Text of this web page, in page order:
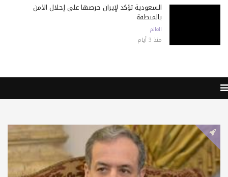
السعودية تؤكد لإيران حرصها على إحلال الأمن
بالمنطقة
العالم
منذ 3 أيام